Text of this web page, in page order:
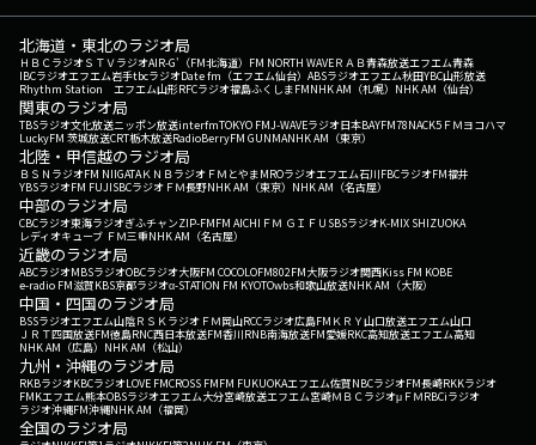
北海道・東北のラジオ局
ＨＢＣラジオＳＴＶラジオAIR-G'（FM北海道） FM NORTH WAVEＲＡＢ青森放送エフエム青森
IBCラジオエフエム岩手tbcラジオDate fm（エフエム仙台） ABSラジオエフエム秋田YBC山形放送
Rhythm Station エフエム山形RFCラジオ福島ふくしまFMNHK AM（札幌） NHK AM（仙台）
関東のラジオ局
TBSラジオ文化放送ニッポン放送interfmTOKYO FMJ-WAVEラジオ日本BAYFM78NACK5 ＦＭヨコハマ
LuckyFM 茨城放送CRT栃木放送RadioBerryFM GUNMANHK AM（東京）
北陸・甲信越のラジオ局
ＢＳＮラジオFM NIIGATAＫＮＢラジオ ＦＭとやまMROラジオエフエム石川FBCラジオFM福井
YBSラジオFM FUJISBCラジオ ＦＭ長野NHK AM（東京） NHK AM（名古屋）
中部のラジオ局
CBCラジオ東海ラジオぎふチャンZIP-FMFM AICHI ＦＭ ＧＩＦＵ SBSラジオK-MIX SHIZUOKA
レディオキューブ ＦＭ三重NHK AM（名古屋）
近畿のラジオ局
ABCラジオMBSラジオOBCラジオ大阪FM COCOLOFM802FM大阪ラジオ関西Kiss FM KOBE
e-radio FM滋賀KBS京都ラジオα-STATION FM KYOTOwbs和歌山放送NHK AM（大阪）
中国・四国のラジオ局
BSSラジオエフエム山陰ＲＳＫラジオ ＦＭ岡山RCCラジオ広島FM ＫＲＹ山口放送エフエム山口
ＪＲＴ四国放送FM徳島RNC西日本放送FM香川RNB南海放送FM愛媛RKC高知放送エフエム高知
NHK AM（広島） NHK AM（松山）
九州・沖縄のラジオ局
RKBラジオKBCラジオLOVE FMCROSS FMFM FUKUOKAエフエム佐賀NBCラジオFM長崎RKKラジオ
FMKエフエム熊本OBSラジオエフエム大分宮崎放送エフエム宮崎ＭＢＣラジオμＦＭRBCiラジオ
ラジオ沖縄FM沖縄NHK AM（福岡）
全国のラジオ局